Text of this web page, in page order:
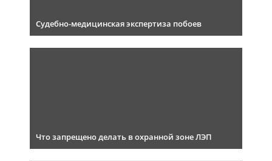
Судебно-медицинская экспертиза побоев
Что запрещено делать в охранной зоне ЛЭП